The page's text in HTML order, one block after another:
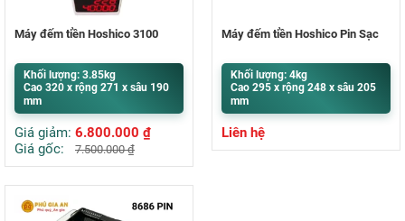
Máy đếm tiền Hoshico 3100
Khối lượng: 3.85kg
Cao 320 x rộng 271 x sâu 190
mm
Giá giảm: 6.800.000 ₫
Giá gốc:
7.500.000₫
Máy đếm tiền Hoshico Pin Sạc
Khối lượng: 4kg
Cao 295 x rộng 248 x sâu 205
mm
Liên hệ